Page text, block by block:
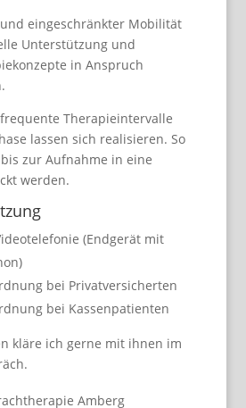
eingeschränkter Mobilität
Unterstützung und
in Anspruch
Therapieintervalle
lassen sich realisieren. So
zur Aufnahme in eine
werden.
(Endgerät mit
bei Privatversicherten
bei Kassenpatienten
kläre ich gerne mit ihnen im